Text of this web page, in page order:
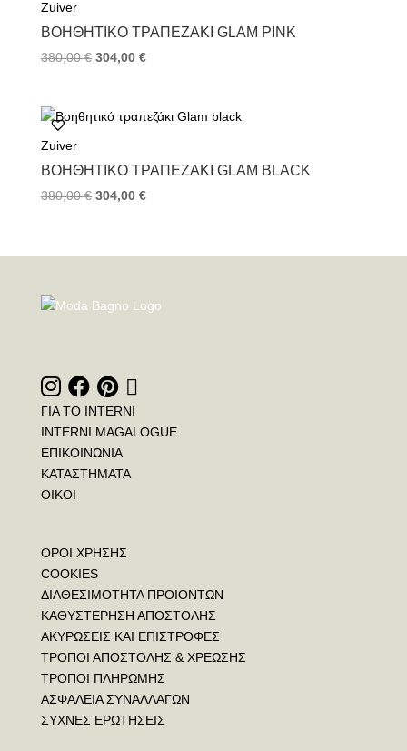
Zuiver
ΒΟΗΘΗΤΙΚΌ ΤΡΑΠΕΖΆΚΙ GLAM PINK
380,00€ 304,00 €
Zuiver
ΒΟΗΘΗΤΙΚΌ ΤΡΑΠΕΖΆΚΙ GLAM BLACK
380,00€ 304,00 €
ΓΙΑ ΤΟ INTERNI
INTERNI MAGALOGUE
ΕΠΙΚΟΙΝΩΝΙΑ
ΚΑΤΑΣΤΗΜΑΤΑ
ΟΙΚΟΙ
ΟΡΟΙ ΧΡΗΣΗΣ
COOKIES
ΔΙΑΘΕΣΙΜΟΤΗΤΑ ΠΡΟΙΟΝΤΩΝ
ΚΑΘΥΣΤΕΡΗΣΗ ΑΠΟΣΤΟΛΗΣ
ΑΚΥΡΩΣΕΙΣ ΚΑΙ ΕΠΙΣΤΡΟΦΕΣ
ΤΡΟΠΟΙ ΑΠΟΣΤΟΛΗΣ & ΧΡΕΩΣΗΣ
ΤΡΟΠΟΙ ΠΛΗΡΩΜΗΣ
ΑΣΦΑΛΕΙΑ ΣΥΝΑΛΛΑΓΩΝ
ΣΥΧΝΕΣ ΕΡΩΤΗΣΕΙΣ